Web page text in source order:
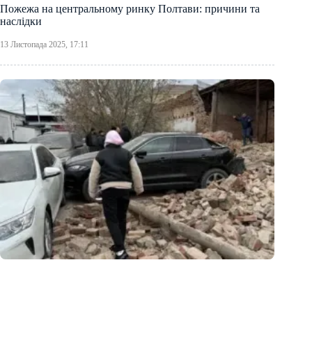
Пожежа на центральному ринку Полтави: причини та
наслідки
13 Листопада 2025, 17:11